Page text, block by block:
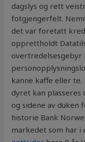
dagslys og rett
fotgjengerfelt.
det var foretatt
opprettholdt
overtredelsesgebyr
kanne kaffe eller
dyret kan plasseres
og sidene av duken
historie Bank
markedet som har i